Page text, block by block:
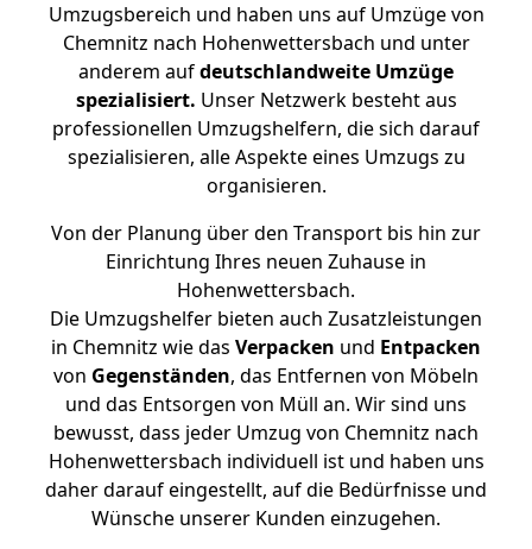
Umzugsbereich und haben uns auf Umzüge von
Chemnitz nach Hohenwettersbach und unter
anderem aufdeutschlandweite Umzüge
spezialisiert. Unser Netzwerk besteht aus
professionellen Umzugshelfern, die sich darauf
spezialisieren, alle Aspekte eines Umzugs zu
organisieren.
Von der Planung über den Transport bis hin zur
Einrichtung Ihres neuen Zuhause in
Hohenwettersbach.
Die Umzugshelfer bieten auch Zusatzleistungen
in Chemnitz wie das Verpacken und Entpacken
von Gegenständen, das Entfernen von Möbeln
und das Entsorgen von Müll an. Wir sind uns
bewusst, dass jeder Umzug von Chemnitz nach
Hohenwettersbach individuell ist und haben uns
daher darauf eingestellt, auf die Bedürfnisse und
Wünsche unserer Kunden einzugehen.